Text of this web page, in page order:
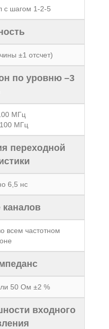
с шагом 1-2-5
±1 отсчет)
по уровню –3
МГц
МГц
переходной
6,5 нс
каналов
всем частотном
50 Ом ±2 %
входного